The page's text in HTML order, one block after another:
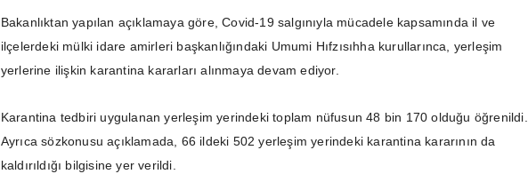
Bakanlıktan yapılan açıklamaya göre, Covid-19 salgınıyla mücadele kapsamında il ve
ilçelerdeki mülki idare amirleri başkanlığındaki Umumi Hıfzısıhha kurullarınca, yerleşim
yerlerine ilişkin karantina kararları alınmaya devam ediyor.
Karantina tedbiri uygulanan yerleşim yerindeki toplam nüfusun 48 bin 170 olduğu öğrenildi.
Ayrıca sözkonusu açıklamada, 66 ildeki 502 yerleşim yerindeki karantina kararının da
kaldırıldığı bilgisine yer verildi.